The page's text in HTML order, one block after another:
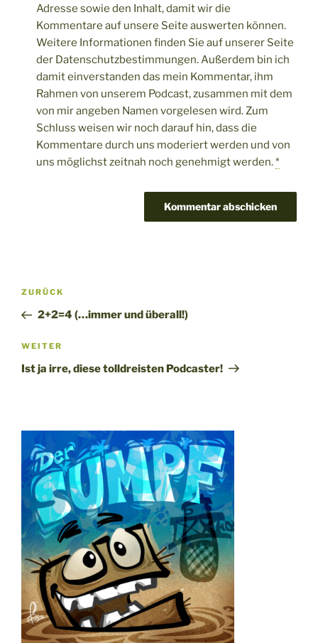
Adresse sowie den Inhalt, damit wir die
Kommentare auf unsere Seite auswerten können.
Weitere Informationen finden Sie auf unserer Seite
der Datenschutzbestimmungen. Außerdem bin ich
damit einverstanden das mein Kommentar, ihm
Rahmen von unserem Podcast, zusammen mit dem
von mir angeben Namen vorgelesen wird. Zum
Schluss weisen wir noch darauf hin, dass die
Kommentare durch uns moderiert werden und von
uns möglichst zeitnah noch genehmigt werden.*
Beitragsnavigation
Vorheriger
Beitrag
ZURÜCK
2+2=4 (…immer und überall!)
Nächster
Beitrag
WEITER
Ist ja irre, diese tolldreisten Podcaster!